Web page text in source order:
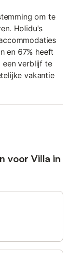
om te
Holidu's
en 67% heeft
een verblijf te
vakantie
voor Villa in